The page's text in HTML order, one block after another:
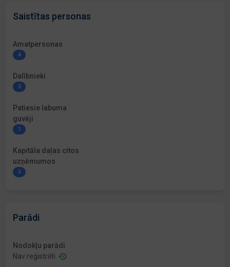
Saistītas personas
Amatpersonas
4
Dalībnieki
5
Patiesie labuma
guvēji
1
Kapitāla daļas citos
uzņēmumos
3
Parādi
Nodokļu parādi
Nav reģistrēti